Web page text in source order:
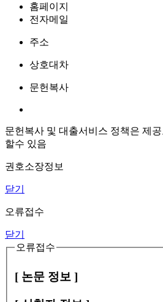
홈페이지
전자메일
주소
상호대차
문헌복사
문헌복사 및 대출서비스 정책은 제
할수 있음
권호소장정보
닫기
오류접수
닫기
오류접수
[ 논문 정보 ]